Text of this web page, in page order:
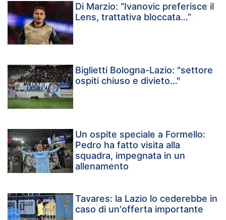
Di Marzio: “Ivanovic preferisce il
Lens, trattativa bloccata…”
Biglietti Bologna-Lazio: "settore
ospiti chiuso e divieto…"
Un ospite speciale a Formello:
Pedro ha fatto visita alla
squadra, impegnata in un
allenamento
Tavares: la Lazio lo cederebbe in
caso di un'offerta importante